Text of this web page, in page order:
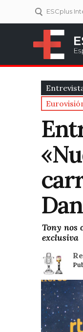
ESCplus
Tony nos
exclusiva